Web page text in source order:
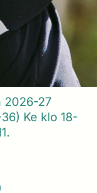
2026-27
Ke klo 18-